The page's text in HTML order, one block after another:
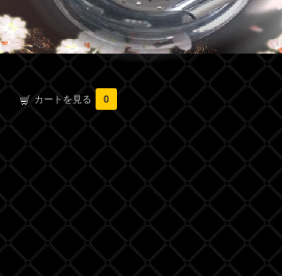
カートを見る 0